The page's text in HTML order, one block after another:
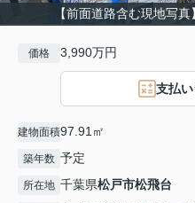
【前面道路含む現地写
価格 3,990万円
支払
建物面積97.91㎡
築年数 予定
所在地 千葉県松戸市松飛台